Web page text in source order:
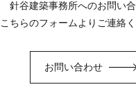
針谷建築事務所へのお問い
こちらのフォームよりご連絡く
お問い合わせ